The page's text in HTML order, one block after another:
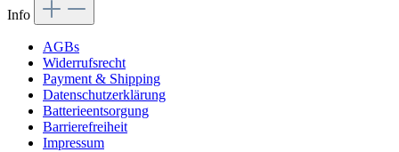
Info
AGBs
Widerrufsrecht
Payment & Shipping
Datenschutzerklärung
Batterieentsorgung
Barrierefreiheit
Impressum